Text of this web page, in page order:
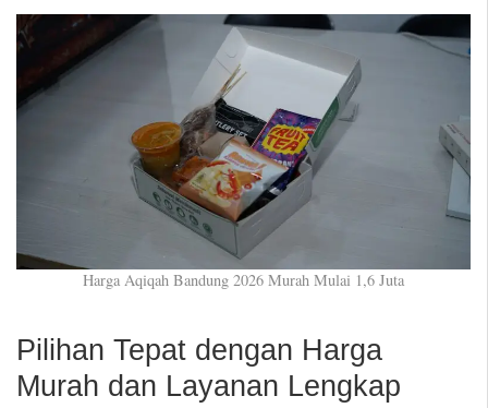
Harga Aqiqah Bandung 2026 Murah Mulai 1,6 Juta
Pilihan Tepat dengan Harga
Murah dan Layanan Lengkap